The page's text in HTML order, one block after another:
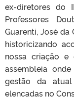
ex-diretores do
Professores
Guarenti, José da
historicizando
nossa criação e
assembleia
gestão da
elencadas no